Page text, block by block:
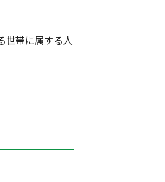
世帯に属する人